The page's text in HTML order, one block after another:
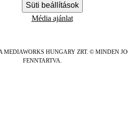
Süti beállítások
Média ajánlat
MEDIAWORKS HUNGARY ZRT. © MINDEN
FENNTARTVA.